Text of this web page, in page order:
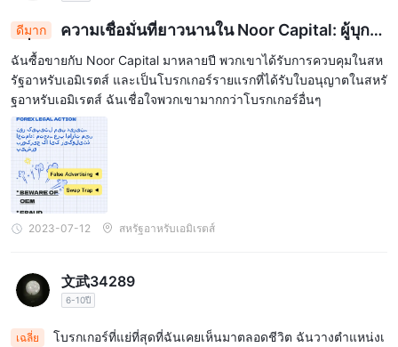
ดีมาก
ความเชื่อมั่นที่ยาวนานใน Noor Capital: ผู้บุกเบิ
กที่ได้รับการควบคุมในการให้บริการโบรกเกอร์ในสหรัฐ
อาหรับเอมิเรตส์
ฉันซื้อขายกับ Noor Capital มาหลายปี พวกเขาได้รับการควบคุมในสห
รัฐอาหรับเอมิเรตส์ และเป็นโบรกเกอร์รายแรกที่ได้รับใบอนุญาตในสหรั
ฐอาหรับเอมิเรตส์ ฉันเชื่อใจพวกเขามากกว่าโบรกเกอร์อื่นๆ
2023-07-12 สหรัฐอาหรับเอมิเรตส์
文武34289
6-10ปี
เฉลี่ย
โบรกเกอร์ที่แย่ที่สุดที่ฉันเคยเห็นมาตลอดชีวิต ฉันวางตำแหน่งเ